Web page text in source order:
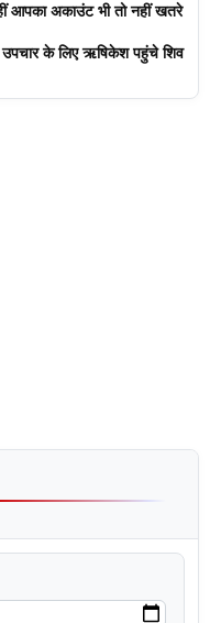
आपका अकाउंट भी तो नहीं खतरे
उपचार के लिए ऋषिकेश पहुंचे शिव